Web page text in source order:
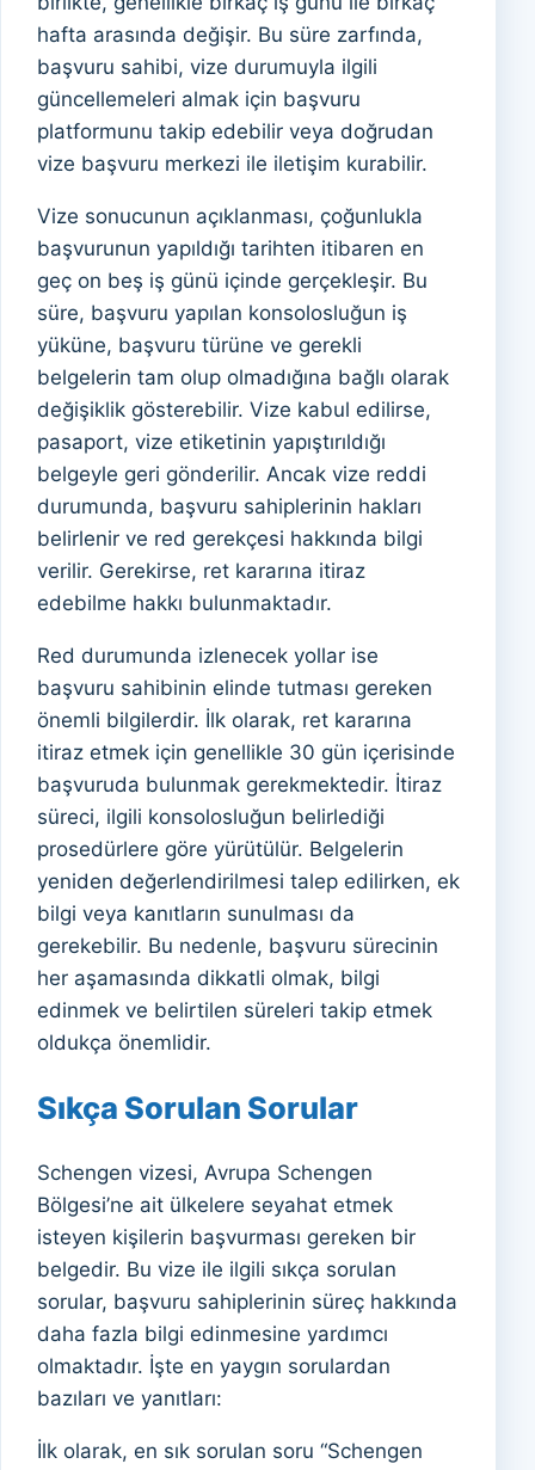
hafta arasında değişir. Bu süre zarfında,
başvuru sahibi, vize durumuyla ilgili
güncellemeleri almak için başvuru
platformunu takip edebilir veya doğrudan
vize başvuru merkezi ile iletişim kurabilir.
Vize sonucunun açıklanması, çoğunlukla
başvurunun yapıldığı tarihten itibaren en
geç on beş iş günü içinde gerçekleşir. Bu
süre, başvuru yapılan konsolosluğun iş
yüküne, başvuru türüne ve gerekli
belgelerin tam olup olmadığına bağlı olarak
değişiklik gösterebilir. Vize kabul edilirse,
pasaport, vize etiketinin yapıştırıldığı
belgeyle geri gönderilir. Ancak vize reddi
durumunda, başvuru sahiplerinin hakları
belirlenir ve red gerekçesi hakkında bilgi
verilir. Gerekirse, ret kararına itiraz
edebilme hakkı bulunmaktadır.
Red durumunda izlenecek yollar ise
başvuru sahibinin elinde tutması gereken
önemli bilgilerdir. İlk olarak, ret kararına
itiraz etmek için genellikle 30 gün içerisinde
başvuruda bulunmak gerekmektedir. İtiraz
süreci, ilgili konsolosluğun belirlediği
prosedürlere göre yürütülür. Belgelerin
yeniden değerlendirilmesi talep edilirken, ek
bilgi veya kanıtların sunulması da
gerekebilir. Bu nedenle, başvuru sürecinin
her aşamasında dikkatli olmak, bilgi
edinmek ve belirtilen süreleri takip etmek
oldukça önemlidir.
Sıkça Sorulan Sorular
Schengen vizesi, Avrupa Schengen
Bölgesi’ne ait ülkelere seyahat etmek
isteyen kişilerin başvurması gereken bir
belgedir. Bu vize ile ilgili sıkça sorulan
sorular, başvuru sahiplerinin süreç hakkında
daha fazla bilgi edinmesine yardımcı
olmaktadır. İşte en yaygın sorulardan
bazıları ve yanıtları:
İlk olarak, en sık sorulan soru “Schengen